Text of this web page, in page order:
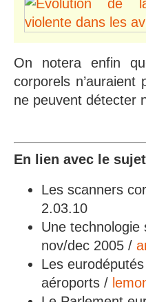
On notera enfin
corporels n’auraient
ne peuvent détecter
En lien avec le sujet
Les scanners
2.03.10
Une
nov/dec 2005 /
Les
aéroports /